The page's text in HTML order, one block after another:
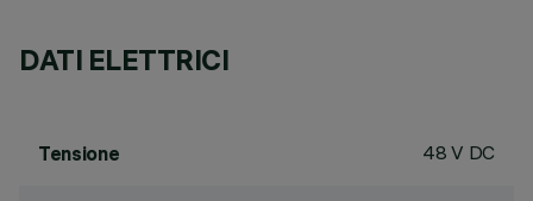
DATI ELETTRICI
Tensione 48 V DC